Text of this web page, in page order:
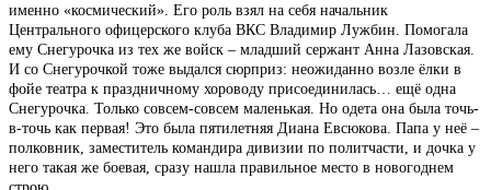
именно «космический». Его роль взял на себя начальник
Центрального офицерского клуба ВКС Владимир Лужбин. Помогала
ему Снегурочка из тех же войск – младший сержант Анна Лазовская.
И со Снегурочкой тоже выдался сюрприз: неожиданно возле ёлки в
фойе театра к праздничному хороводу присоединилась… ещё одна
Снегурочка. Только совсем-совсем маленькая. Но одета она была точь-
в-точь как первая! Это была пятилетняя Диана Евсюкова. Папа у неё –
полковник, заместитель командира дивизии по политчасти, и дочка у
него такая же боевая, сразу нашла правильное место в новогоднем